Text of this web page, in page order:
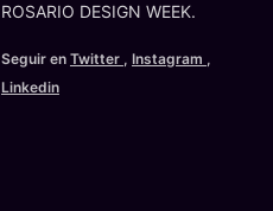
ROSARIO DESIGN WEEK.
Seguir en Twitter , Instagram ,
Linkedin